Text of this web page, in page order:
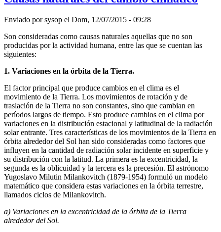
Enviado porsysop el Dom, 12/07/2015 - 09:28
Son consideradas como causas naturales aquellas que no son
producidas por la actividad humana, entre las que se cuentan las
siguientes:
1. Variaciones en la órbita de la Tierra.
El factor principal que produce cambios en el clima es el
movimiento de la Tierra. Los movimientos de rotación y de
traslación de la Tierra no son constantes, sino que cambian en
períodos largos de tiempo. Esto produce cambios en el clima por
variaciones en la distribución estacional y latitudinal de la radiación
solar entrante. Tres características de los movimientos de la Tierra en
órbita alrededor del Sol han sido consideradas como factores que
influyen en la cantidad de radiación solar incidente en superficie y
su distribución con la latitud. La primera es la excentricidad, la
segunda es la oblicuidad y la tercera es la precesión. El astrónomo
Yugoslavo Milutin Milankovitch (1879-1954) formuló un modelo
matemático que considera estas variaciones en la órbita terrestre,
llamados ciclos de Milankovitch.
a) Variaciones en la excentricidad de la órbita de la Tierra
alrededor del Sol.